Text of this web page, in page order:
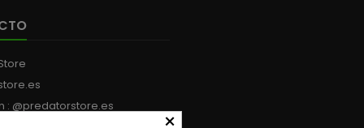
: @predatorstore.es
×